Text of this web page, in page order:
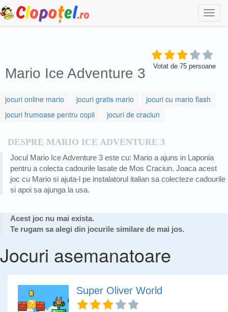
Mario Ice Adventure 3 Votat de 75 persoane
jocuri online mario jocuri gratis mario
jocuri cu mario flash
jocuri frumoase pentru copii
jocuri de craciun
DESPRE MARIO ICE ADVENTURE 3
Jocul Mario Ice Adventure 3 este cu: Mario a ajuns in Laponia
pentru a colecta cadourile lasate de Mos Craciun. Joaca acest
joc cu Mario si ajuta-l pe instalatorul italian sa colecteze cadourile
si apoi sa ajunga la usa.
Acest joc nu mai exista.
Te rugam sa alegi din jocurile similare de mai jos.
Jocuri asemanatoare
Super Oliver World